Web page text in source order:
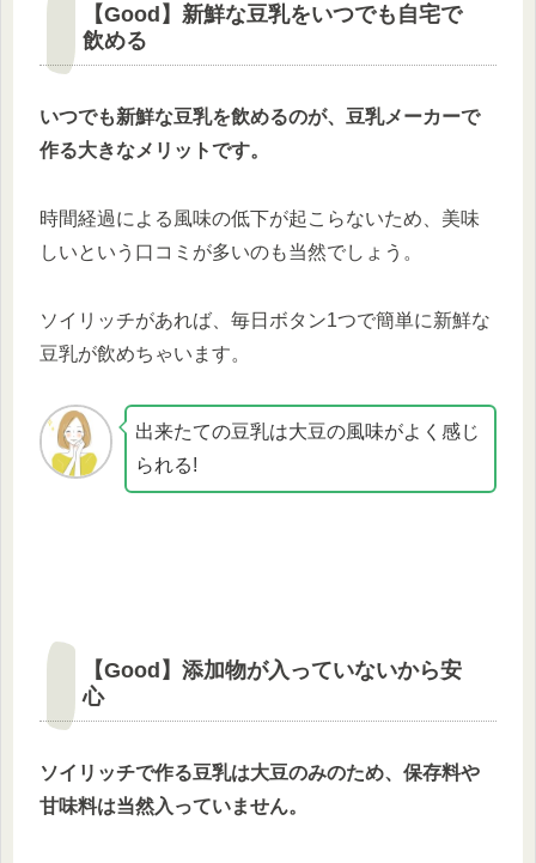
【Good】新鮮な豆乳をいつでも自宅で
飲める
いつでも新鮮な豆乳を飲めるのが、豆乳メーカーで
作る大きなメリットです。
時間経過による風味の低下が起こらないため、美味
しいという口コミが多いのも当然でしょう。
ソイリッチがあれば、毎日ボタン1つで簡単に新鮮な
豆乳が飲めちゃいます。
出来たての豆乳は大豆の風味がよく感じ
られる!
【Good】添加物が入っていないから安
心
ソイリッチで作る豆乳は大豆のみのため、保存料や
甘味料は当然入っていません。